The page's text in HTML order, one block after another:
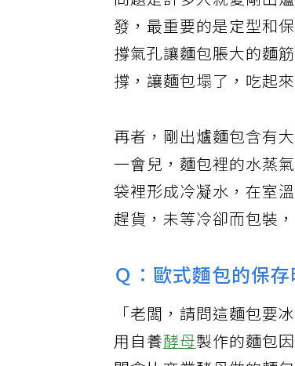
問題是許多人就愛剛出
發，最重要的是定型和
撐氣孔讓麵包脹大的麵
撐，讓麵包塌了，吃起
再者，剛出爐麵包含有
一會兒，麵包裡的水蒸
袋裡形成冷凝水，在室
趕貨，未等冷卻而包裝
Ｑ：歐式麵包的保存
「老闆，請問這麵包要
用自養酵母製作的麵包